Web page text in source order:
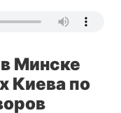
Минске
Киева по